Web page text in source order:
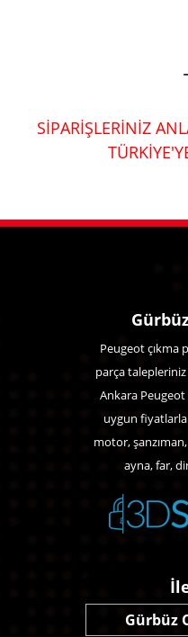
SİPARİŞLERİNİZ
Peugeot çıkma
parça
Ankara Peugeot
uygun fiyatlarla
motor,
ayna, far,
Gürbüz